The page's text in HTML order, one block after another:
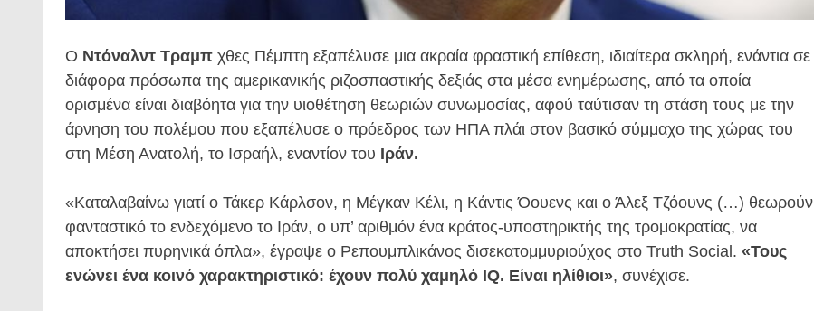
Ο Ντόναλντ Τραμπ χθες Πέμπτη εξαπέλυσε μια ακραία φραστική επίθεση, ιδιαίτερα σκληρή, ενάντια σε
διάφορα πρόσωπα της αμερικανικής ριζοσπαστικής δεξιάς στα μέσα ενημέρωσης, από τα οποία
ορισμένα είναι διαβόητα για την υιοθέτηση θεωριών συνωμοσίας, αφού ταύτισαν τη στάση τους με την
άρνηση του πολέμου που εξαπέλυσε ο πρόεδρος των ΗΠΑ πλάι στον βασικό σύμμαχο της χώρας του
στη Μέση Ανατολή, το Ισραήλ, εναντίον του Ιράν.
«Καταλαβαίνω γιατί ο Τάκερ Κάρλσον, η Μέγκαν Κέλι, η Κάντις Όουενς και ο Άλεξ Τζόουνς (…) θεωρούν
φανταστικό το ενδεχόμενο το Ιράν, ο υπ’ αριθμόν ένα κράτος-υποστηρικτής της τρομοκρατίας, να
αποκτήσει πυρηνικά όπλα», έγραψε ο Ρεπουμπλικάνος δισεκατομμυριούχος στο Truth Social. «Τους
ενώνει ένα κοινό χαρακτηριστικό: έχουν πολύ χαμηλό IQ. Είναι ηλίθιοι», συνέχισε.